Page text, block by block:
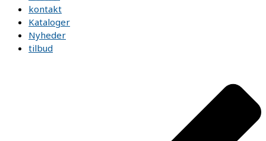
kontakt
Kataloger
Nyheder
tilbud